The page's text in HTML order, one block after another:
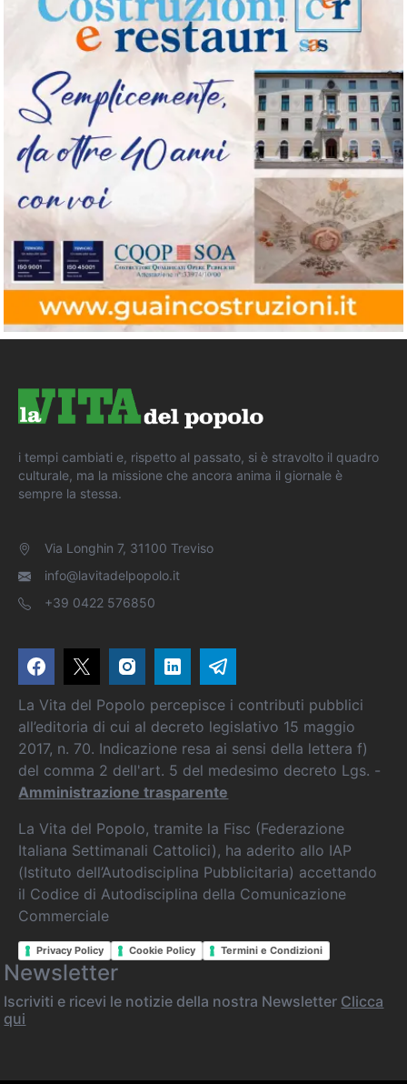
i tempi cambiati e, rispetto al passato, si è stravolto il quadro
culturale, ma la missione che ancora anima il giornale è
sempre la stessa.
Via Longhin 7, 31100 Treviso
info@lavitadelpopolo.it
+39 0422 576850
La Vita del Popolo percepisce i contributi pubblici
all’editoria di cui al decreto legislativo 15 maggio
2017, n. 70. Indicazione resa ai sensi della lettera f)
del comma 2 dell'art. 5 del medesimo decreto Lgs. -
Amministrazione trasparente
La Vita del Popolo, tramite la Fisc (Federazione
Italiana Settimanali Cattolici), ha aderito allo IAP
(Istituto dell’Autodisciplina Pubblicitaria) accettando
il Codice di Autodisciplina della Comunicazione
Commerciale
Privacy Policy Cookie Policy Termini e Condizioni
Newsletter
Iscriviti e ricevi le notizie della nostra Newsletter Clicca
qui